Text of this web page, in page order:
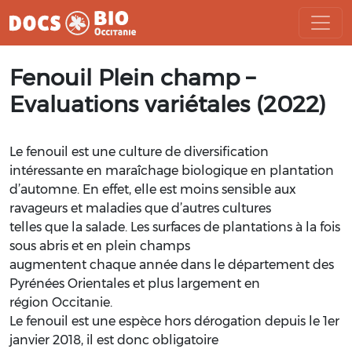
au
contenu
Fenouil Plein champ –
Evaluations variétales (2022)
Le fenouil est une culture de diversification
intéressante en maraîchage biologique en plantation
d’automne. En effet, elle est moins sensible aux
ravageurs et maladies que d’autres cultures
telles que la salade. Les surfaces de plantations à la fois
sous abris et en plein champs
augmentent chaque année dans le département des
Pyrénées Orientales et plus largement en
région Occitanie.
Le fenouil est une espèce hors dérogation depuis le 1er
janvier 2018, il est donc obligatoire